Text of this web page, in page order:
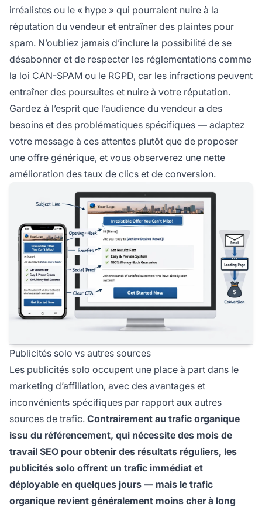
irréalistes ou le « hype » qui pourraient nuire à la
réputation du vendeur et entraîner des plaintes pour
spam. N’oubliez jamais d’inclure la possibilité de se
désabonner et de respecter les réglementations comme
la loi CAN-SPAM ou le RGPD, car les infractions peuvent
entraîner des poursuites et nuire à votre réputation.
Gardez à l’esprit que l’audience du vendeur a des
besoins et des problématiques spécifiques — adaptez
votre message à ces attentes plutôt que de proposer
une offre générique, et vous observerez une nette
amélioration des taux de clics et de conversion.
Publicités solo vs autres sources
Les publicités solo occupent une place à part dans le
marketing d’affiliation, avec des avantages et
inconvénients spécifiques par rapport aux autres
sources de trafic. Contrairement au trafic organique
issu du référencement, qui nécessite des mois de
travail SEO pour obtenir des résultats réguliers, les
publicités solo offrent un trafic immédiat et
déployable en quelques jours — mais le trafic
organique revient généralement moins cher à long